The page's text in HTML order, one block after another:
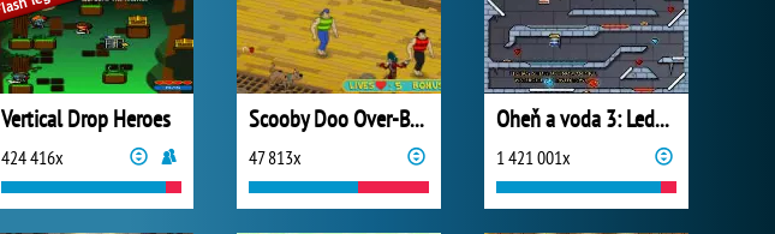
Vertical Drop Heroes
424 416x
Scooby Doo Over-Board
47 813x
Oheň a voda 3: Ledový chrám
1 421 001x